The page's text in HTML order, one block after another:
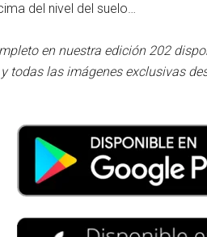
del nivel del suelo…
en nuestra edición 202
todas las imágenes exclusivas